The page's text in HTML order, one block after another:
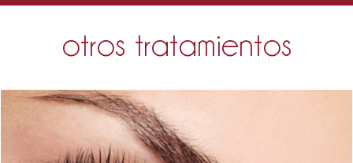
otros tratamientos